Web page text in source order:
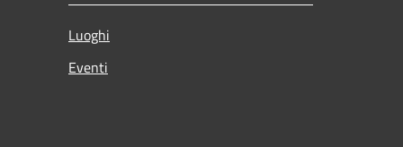
Luoghi
Eventi